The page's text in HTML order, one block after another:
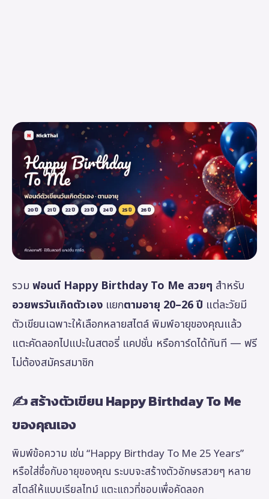
รวม ฟอนต์ Happy Birthday To Me สวยๆ สำหรับ
อวยพรวันเกิดตัวเอง แยกตามอายุ 20–26 ปี แต่ละวัยมี
ตัวเขียนเฉพาะให้เลือกหลายสไตล์ พิมพ์อายุของคุณแล้ว
แตะคัดลอกไปแปะในสตอรี่ แคปชั่น หรือการ์ดได้ทันที — ฟรี
ไม่ต้องสมัครสมาชิก
✍️ สร้างตัวเขียน Happy Birthday To Me
ของคุณเอง
พิมพ์ข้อความ เช่น “Happy Birthday To Me 25 Years”
หรือใส่ชื่อกับอายุของคุณ ระบบจะสร้างตัวอักษรสวยๆ หลาย
สไตล์ให้แบบเรียลไทม์ แตะแถวที่ชอบเพื่อคัดลอก